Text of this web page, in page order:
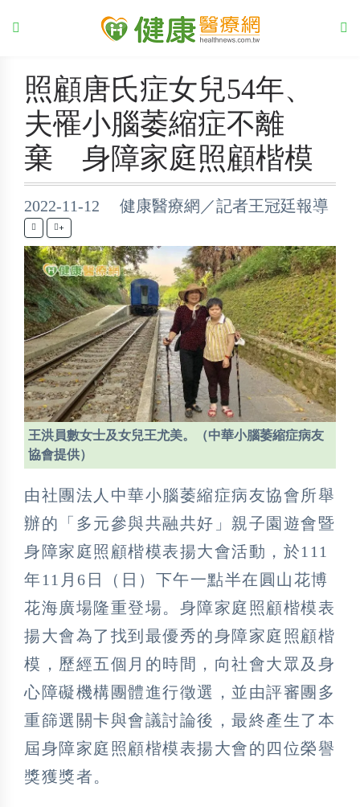
照顧唐氏症女兒54年、
夫罹小腦萎縮症不離
棄 身障家庭照顧楷模
2022-11-12 健康醫療網／記者王冠廷報導
+
王洪員數女士及女兒王尤美。（中華小腦萎縮症病友
協會提供）
由社團法人中華小腦萎縮症病友協會所舉
辦的「多元參與共融共好」親子園遊會暨
身障家庭照顧楷模表揚大會活動，於111
年11月6日（日）下午一點半在圓山花博
花海廣場隆重登場。身障家庭照顧楷模表
揚大會為了找到最優秀的身障家庭照顧楷
模，歷經五個月的時間，向社會大眾及身
心障礙機構團體進行徵選，並由評審團多
重篩選關卡與會議討論後，最終產生了本
屆身障家庭照顧楷模表揚大會的四位榮譽
獎獲獎者。